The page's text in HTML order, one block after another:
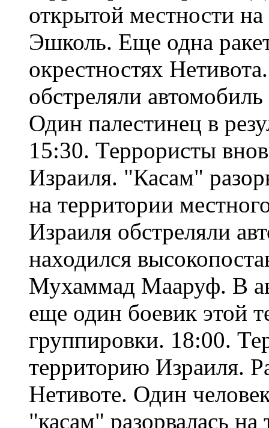
открытой местности
Эшколь. Еще одна
окрестностях
обстреляли
Один палестинец в
15:30. Террористы
Израиля. "Касам"
на территории
Израиля обстреляли
находился
Мухаммад Мааруф. В
еще один боевик этой
группировки. 18:00.
территорию Израиля.
Нетивоте. Один
"касам" разорвалась